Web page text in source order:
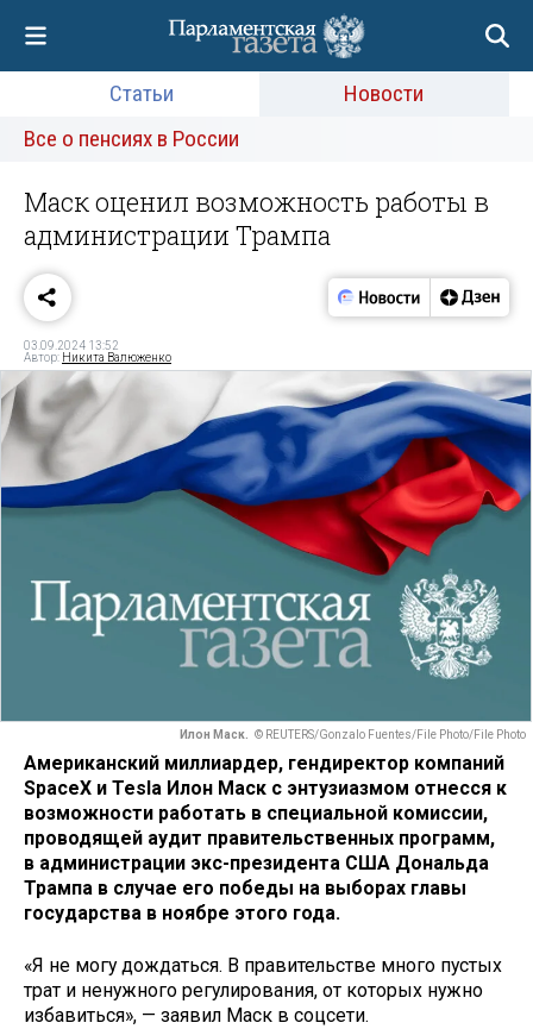
Статьи
Новости
Все о пенсиях в России
Маск оценил возможность работы в
администрации Трампа
03.09.2024 13:52
Автор: Никита Валюженко
Илон Маск. © REUTERS/Gonzalo Fuentes/File Photo/File Photo
Американский миллиардер, гендиректор компаний
SpaceX и Tesla Илон Маск с энтузиазмом отнесся к
возможности работать в специальной комиссии,
проводящей аудит правительственных программ,
в администрации экс-президента США Дональда
Трампа в случае его победы на выборах главы
государства в ноябре этого года.
«Я не могу дождаться. В правительстве много пустых
трат и ненужного регулирования, от которых нужно
избавиться», — заявил Маск в соцсети.